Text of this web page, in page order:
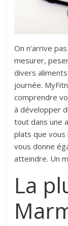
On n’arrive
mesurer,
divers
journée.
comprendre
à développer
tout dans une
plats que
vous donne
atteindre. Un
La